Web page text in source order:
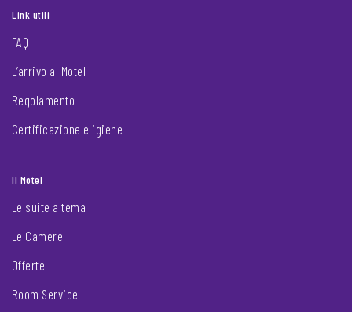
Link utili
FAQ
L’arrivo al Motel
Regolamento
Certificazione e igiene
Il Motel
Le suite a tema
Le Camere
Offerte
Room Service